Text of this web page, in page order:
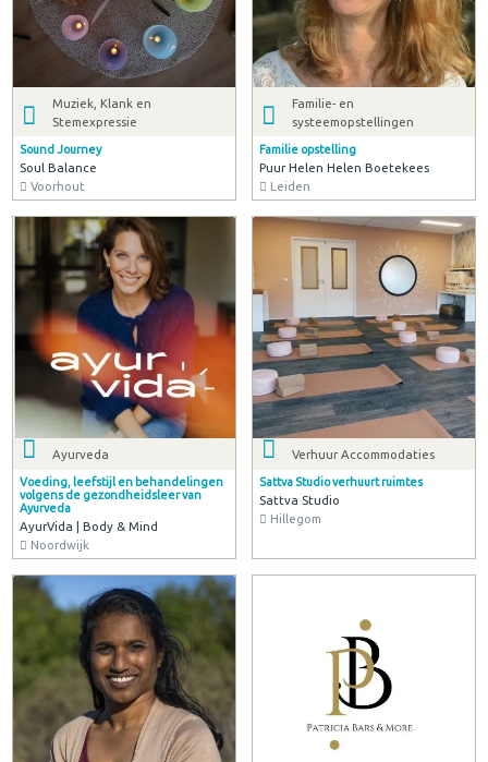
Muziek, Klank en
Stemexpressie
Sound Journey
Soul Balance
Voorhout
Familie- en
systeemopstellingen
Familie opstelling
Puur Helen Helen Boetekees
Leiden
Ayurveda
Voeding, leefstijl en behandelingen
volgens de gezondheidsleer van
Ayurveda
AyurVida | Body & Mind
Noordwijk
Verhuur Accommodaties
Sattva Studio verhuurt ruimtes
Sattva Studio
Hillegom